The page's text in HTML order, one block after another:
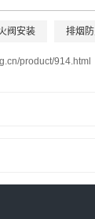
阀安装 排烟
product/914.html